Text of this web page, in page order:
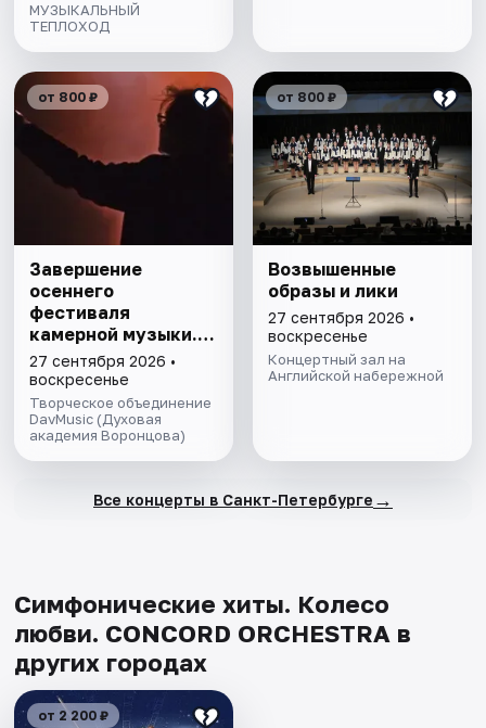
МУЗЫКАЛЬНЫЙ
ТЕПЛОХОД
от 800 ₽
Завершение
осеннего
фестиваля
камерной музыки.
Бах, Моцарт,
Шуман, Лист,
Чайковский
27 сентября 2026 •
воскресенье
Творческое объединение
DavMusic (Духовая
академия Воронцова)
от 800 ₽
Возвышенные
образы и лики
27 сентября 2026 •
воскресенье
Концертный зал на
Английской набережной
Все концерты в Санкт-Петербурге →
Симфонические хиты. Колесо
любви. CONCORD ORCHESTRA в
других городах
от 2 200 ₽